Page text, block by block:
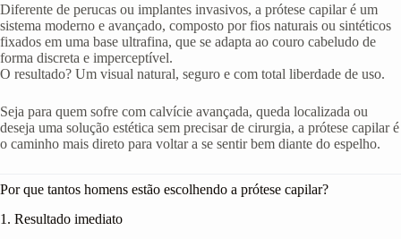
Diferente de perucas ou implantes invasivos, a prótese capilar é um
sistema moderno e avançado, composto por fios naturais ou sintéticos
fixados em uma base ultrafina, que se adapta ao couro cabeludo de
forma discreta e imperceptível.
O resultado? Um visual natural, seguro e com total liberdade de uso.
Seja para quem sofre com calvície avançada, queda localizada ou
deseja uma solução estética sem precisar de cirurgia, a prótese capilar é
o caminho mais direto para voltar a se sentir bem diante do espelho.
Por que tantos homens estão escolhendo a prótese capilar?
1. Resultado imediato